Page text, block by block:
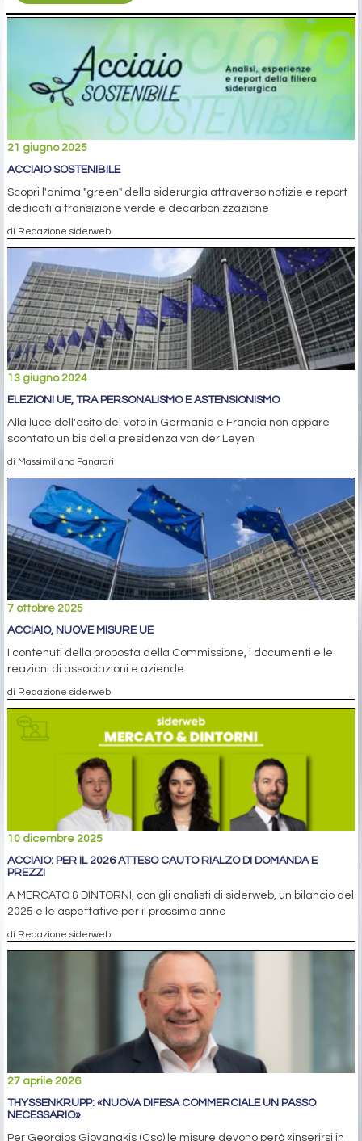
21 giugno 2025
ACCIAIO SOSTENIBILE
Scopri l'anima "green" della siderurgia attraverso notizie e report
dedicati a transizione verde e decarbonizzazione
di Redazione siderweb
13 giugno 2024
ELEZIONI UE, TRA PERSONALISMO E ASTENSIONISMO
Alla luce dell'esito del voto in Germania e Francia non appare
scontato un bis della presidenza von der Leyen
di Massimiliano Panarari
7 ottobre 2025
ACCIAIO, NUOVE MISURE UE
I contenuti della proposta della Commissione, i documenti e le
reazioni di associazioni e aziende
di Redazione siderweb
10 dicembre 2025
ACCIAIO: PER IL 2026 ATTESO CAUTO RIALZO DI DOMANDA E
PREZZI
A MERCATO & DINTORNI, con gli analisti di siderweb, un bilancio del
2025 e le aspettative per il prossimo anno
di Redazione siderweb
27 aprile 2026
THYSSENKRUPP: «NUOVA DIFESA COMMERCIALE UN PASSO
NECESSARIO»
Per Georgios Giovanakis (Cso) le misure devono però «inserirsi in